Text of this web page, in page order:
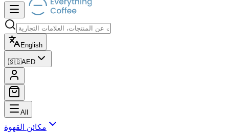
English
🇸🇬AED
All
مكائن القهوة